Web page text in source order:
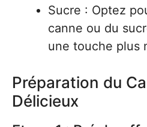
Sucre : Optez
canne ou du
une touche plus
Préparation du
Délicieux